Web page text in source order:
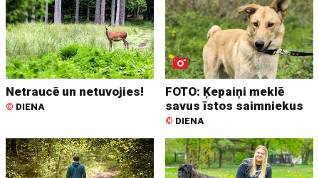
Netraucē un netuvojies!
© DIENA
FOTO: Ķepaiņi meklē
savus īstos saimniekus
© DIENA